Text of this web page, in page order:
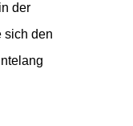
der
sich den